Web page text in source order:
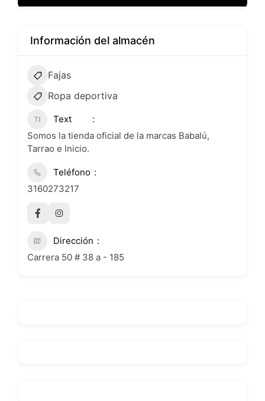
Información del almacén
Fajas
Ropa deportiva
Text
Somos la tienda oficial de la marcas Babalú,
Tarrao e Inicio.
Teléfono
3160273217
Dirección
Carrera 50 # 38 a - 185